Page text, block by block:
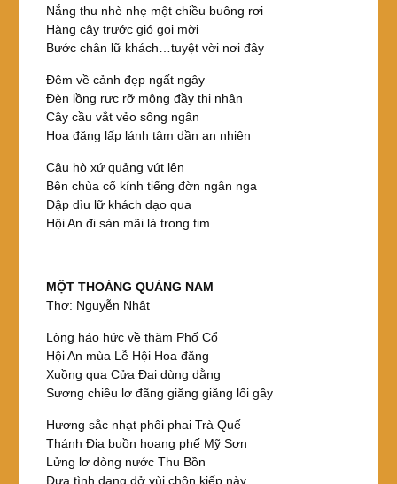
Nắng thu nhè nhẹ một chiều buông rơi
Hàng cây trước gió gọi mời
Bước chân lữ khách…tuyệt vời nơi đây
Đêm về cảnh đẹp ngất ngây
Đèn lồng rực rỡ mộng đầy thi nhân
Cây cầu vắt vẻo sông ngân
Hoa đăng lấp lánh tâm dần an nhiên
Câu hò xứ quảng vút lên
Bên chùa cổ kính tiếng đờn ngân nga
Dập dìu lữ khách dạo qua
Hội An đi sản mãi là trong tim.
MỘT THOÁNG QUẢNG NAM
Thơ: Nguyễn Nhật
Lòng háo hức về thăm Phố Cổ
Hội An mùa Lễ Hội Hoa đăng
Xuồng qua Cửa Đại dùng dằng
Sương chiều lơ đãng giăng giăng lối gầy
Hương sắc nhạt phôi phai Trà Quế
Thánh Địa buồn hoang phế Mỹ Sơn
Lửng lơ dòng nước Thu Bồn
Đưa tình dang dở vùi chôn kiếp này